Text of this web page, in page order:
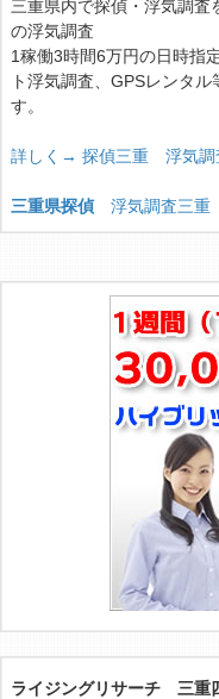
三重県内で探偵・浮気調査
の浮気調査
1稼働3時間6万円の日時指
ト浮気調査、GPSレンタ
す。
詳しく→ 探偵三重 浮気
三重県探偵浮気調査三重
ライジングリサーチ 三重